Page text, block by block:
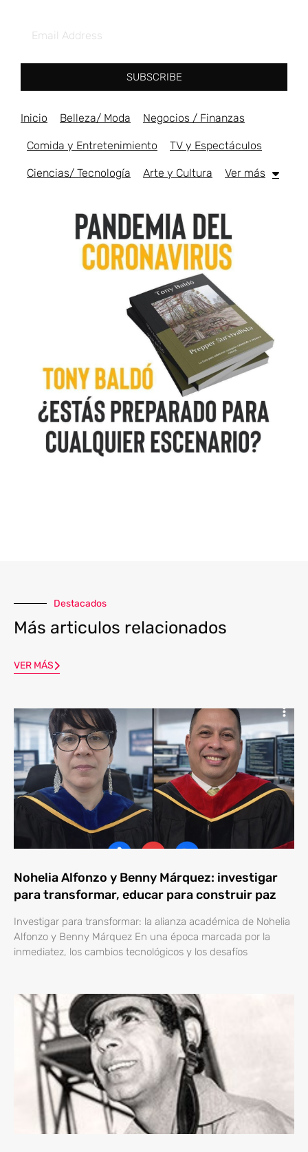
SUBSCRIBE
Inicio Belleza/ Moda Negocios / Finanzas
Comida y Entretenimiento TV y Espectáculos
Ciencias/ Tecnología Arte y Cultura Ver más
Destacados
Más articulos relacionados
VER MÁS
Nohelia Alfonzo y Benny Márquez: investigar
para transformar, educar para construir paz
Investigar para transformar: la alianza académica de Nohelia
Alfonzo y Benny Márquez En una época marcada por la
inmediatez, los cambios tecnológicos y los desafíos